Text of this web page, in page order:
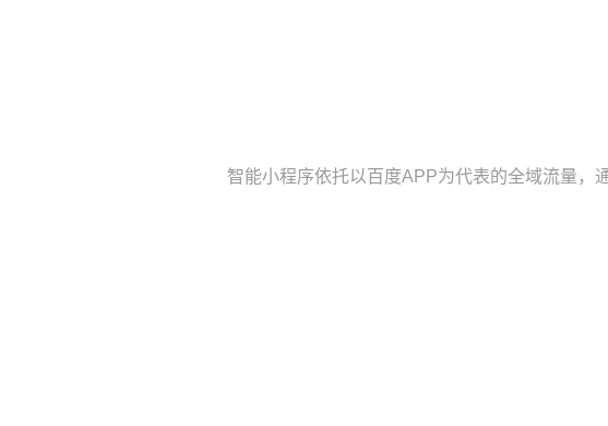
智能小程序依托以百度APP为代表的全域流量，